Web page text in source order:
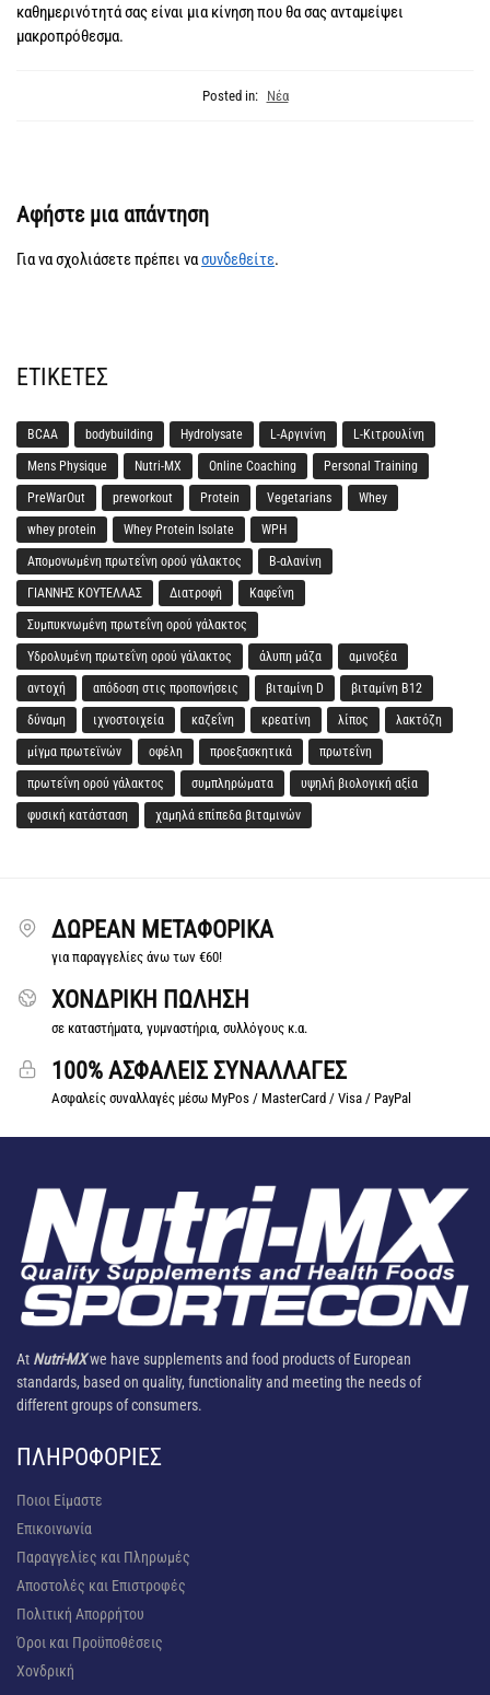
καθημερινότητά σας είναι μια κίνηση που θα σας ανταμείψει
μακροπρόθεσμα.
Posted in: Νέα
Αφήστε μια απάντηση
Για να σχολιάσετε πρέπει νασυνδεθείτε.
ΕΤΙΚΈΤΕΣ
BCAA bodybuilding Hydrolysate L-Αργινίνη L-Κιτρουλίνη
Mens Physique Nutri-MX Online Coaching Personal Training
PreWarOut preworkout Protein Vegetarians Whey
whey protein Whey Protein Isolate WPH
Απομονωμένη πρωτεΐνη ορού γάλακτος Β-αλανίνη
ΓΙΑΝΝΗΣ ΚΟΥΤΕΛΛΑΣ Διατροφή Καφεΐνη
Συμπυκνωμένη πρωτεΐνη ορού γάλακτος
Υδρολυμένη πρωτεΐνη ορού γάλακτος άλυπη μάζα αμινοξέα
αντοχή απόδοση στις προπονήσεις βιταμίνη D βιταμίνη Β12
δύναμη ιχνοστοιχεία καζεΐνη κρεατίνη λίπος λακτόζη
μίγμα πρωτεϊνών οφέλη προεξασκητικά πρωτεΐνη
πρωτεΐνη ορού γάλακτος συμπληρώματα υψηλή βιολογική αξία
φυσική κατάσταση χαμηλά επίπεδα βιταμινών
ΔΩΡΕΆΝ ΜΕΤΑΦΟΡΙΚΆ
για παραγγελίες άνω των €60!
ΧΟΝΔΡΙΚΗ ΠΩΛΗΣΗ
σε καταστήματα, γυμναστήρια, συλλόγους κ.α.
100% ΑΣΦΑΛΕΙΣ ΣΥΝΑΛΛΑΓΕΣ
Ασφαλείς συναλλαγές μέσω MyPos / MasterCard / Visa / PayPal
At Nutri-MXwe have supplements and food products of European
standards, based on quality, functionality and meeting the needs of
different groups of consumers.
ΠΛΗΡΟΦΟΡΊΕΣ
Ποιοι Είμαστε
Επικοινωνία
Παραγγελίες και Πληρωμές
Αποστολές και Επιστροφές
Πολιτική Απορρήτου
Όροι και Προϋποθέσεις
Χονδρική